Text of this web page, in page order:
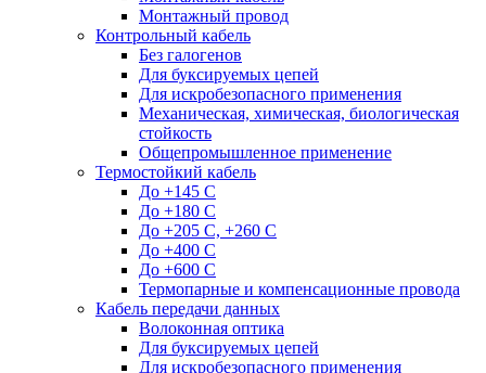
Монтажный провод
Контрольный кабель
Без галогенов
Для буксируемых цепей
Для искробезопасного применения
Механическая, химическая, биологическая
стойкость
Общепромышленное применение
Термостойкий кабель
До +145 С
До +180 C
До +205 С, +260 С
До +400 C
До +600 С
Термопарные и компенсационные провода
Кабель передачи данных
Волоконная оптика
Для буксируемых цепей
Для искробезопасного применения